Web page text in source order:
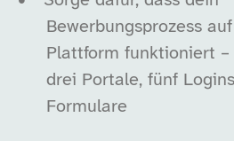
Bewerbungsprozess
Plattform funktioniert
drei Portale, fünf
Formulare